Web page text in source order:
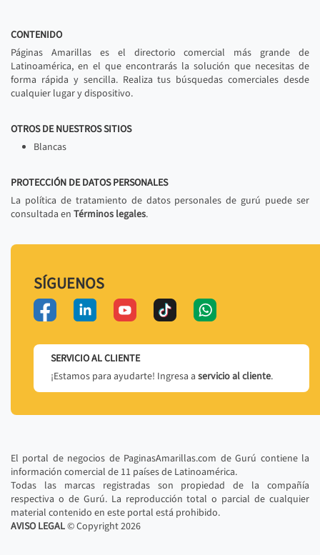
CONTENIDO
Páginas Amarillas es el directorio comercial más grande de
Latinoamérica, en el que encontrarás la solución que necesitas de
forma rápida y sencilla. Realiza tus búsquedas comerciales desde
cualquier lugar y dispositivo.
OTROS DE NUESTROS SITIOS
Blancas
PROTECCIÓN DE DATOS PERSONALES
La política de tratamiento de datos personales de gurú puede ser
consultada en Términos legales.
SÍGUENOS
SERVICIO AL CLIENTE
¡Estamos para ayudarte! Ingresa a servicio al cliente.
El portal de negocios de PaginasAmarillas.com de Gurú contiene la
información comercial de 11 países de Latinoamérica.
Todas las marcas registradas son propiedad de la compañía
respectiva o de Gurú. La reproducción total o parcial de cualquier
material contenido en este portal está prohibido.
AVISO LEGAL© Copyright2026